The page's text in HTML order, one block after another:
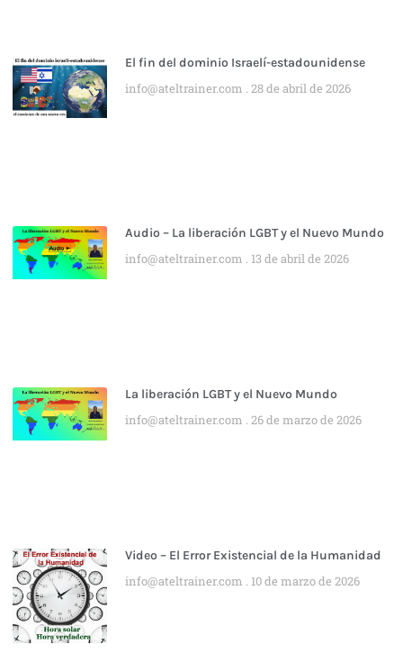
El fin del dominio Israelí-estadounidense
info@ateltrainer.com 28 de abril de 2026
Audio – La liberación LGBT y el Nuevo Mundo
info@ateltrainer.com 13 de abril de 2026
La liberación LGBT y el Nuevo Mundo
info@ateltrainer.com 26 de marzo de 2026
Video – El Error Existencial de la Humanidad
info@ateltrainer.com 10 de marzo de 2026